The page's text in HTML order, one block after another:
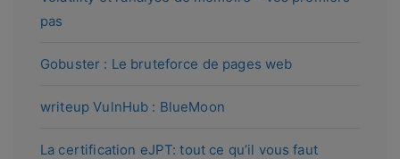
pas
Gobuster : Le bruteforce de pages web
writeup VulnHub : BlueMoon
La certification eJPT: tout ce qu’il vous faut